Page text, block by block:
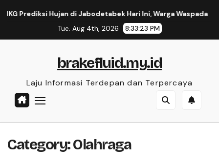
Prediksi Hujan di Jabodetabek Hari Ini, Warga Waspada
Tue. Aug 4th, 2026
8:33:23 PM
brakefluid.my.id
Laju Informasi Terdepan dan Terpercaya
Category:Olahraga